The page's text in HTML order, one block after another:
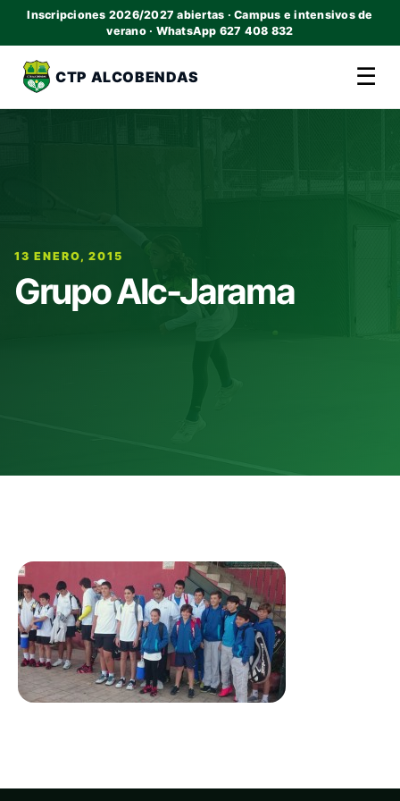
Inscripciones 2026/2027 abiertas · Campus e intensivos de
verano · WhatsApp 627 408 832
CTP ALCOBENDAS ☰
13 ENERO, 2015
Grupo Alc-Jarama